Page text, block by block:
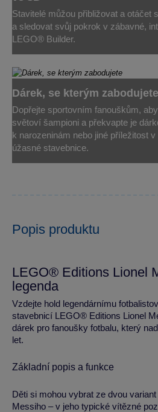
Stavitelé můžou přibližovat a otáčet
a sledovat svůj pokrok v zábavné,
LEGO® Builder.
Dárek, se kterým zabodujete
Dopřejte sportovním fanouškům,
světoví šampioni a překvapte je
k narozeninám nebo jiné příležitost v
úžasné stavebnice.
Popis produktu
LEGO® Editions Lionel
legenda
Vzdejte hold legendárnímu
stavebnicí LEGO® Editions Lionel
dárek pro fanoušky fotbalu, který
let.
Základní popis a funkce
Děti si mohou vybrat ze dvou
Messiho – v jeho typické vítězné